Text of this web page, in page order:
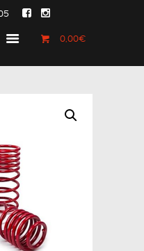
0,00€
1
&